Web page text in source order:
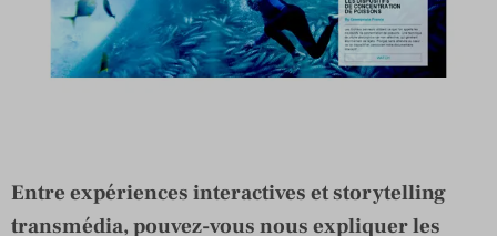
Entre expériences interactives et storytelling
transmédia, pouvez-vous nous expliquer les